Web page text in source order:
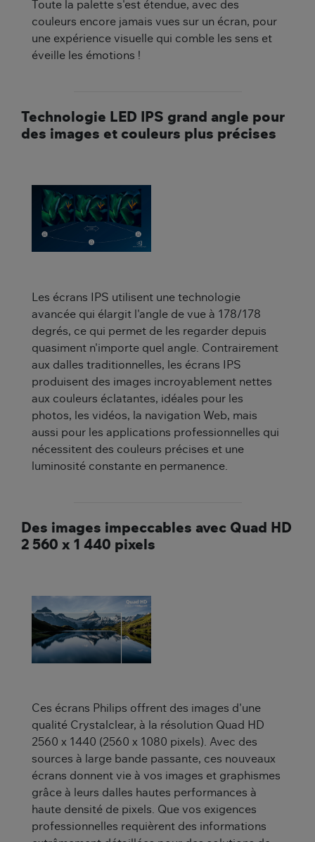
Toute la palette s'est étendue, avec des
couleurs encore jamais vues sur un écran, pour
une expérience visuelle qui comble les sens et
éveille les émotions !
Technologie LED IPS grand angle pour
des images et couleurs plus précises
Les écrans IPS utilisent une technologie
avancée qui élargit l'angle de vue à 178/178
degrés, ce qui permet de les regarder depuis
quasiment n'importe quel angle. Contrairement
aux dalles traditionnelles, les écrans IPS
produisent des images incroyablement nettes
aux couleurs éclatantes, idéales pour les
photos, les vidéos, la navigation Web, mais
aussi pour les applications professionnelles qui
nécessitent des couleurs précises et une
luminosité constante en permanence.
Des images impeccables avec Quad HD
2 560 x 1 440 pixels
Ces écrans Philips offrent des images d'une
qualité Crystalclear, à la résolution Quad HD
2560 x 1440 (2560 x 1080 pixels). Avec des
sources à large bande passante, ces nouveaux
écrans donnent vie à vos images et graphismes
grâce à leurs dalles hautes performances à
haute densité de pixels. Que vos exigences
professionnelles requièrent des informations